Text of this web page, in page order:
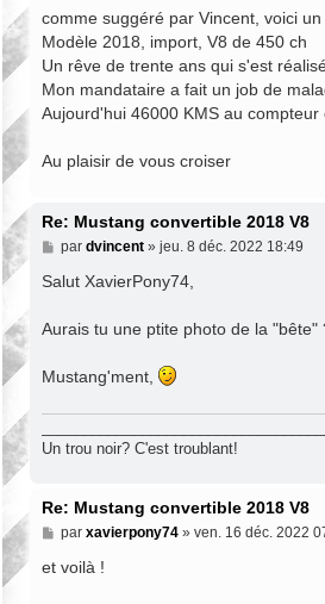
g
comme suggéré par Vincent, voici
Modèle 2018, import, V8 de 450 ch
Un rêve de trente ans qui s'est
Mon mandataire a fait un job de
Aujourd'hui 46000 KMS au
Au plaisir de vous croiser
Re: Mustang convertible 2018 V8
M
s
g
par dvincent» jeu. 8 déc. 2022 18:49
Salut XavierPony74,
Aurais tu une ptite photo de la "bête"
Mustang'ment,
Un trou noir? C'est troublant!
Re: Mustang convertible 2018 V8
M
s
par xavierpony74» ven. 16 déc. 2022
et voilà !